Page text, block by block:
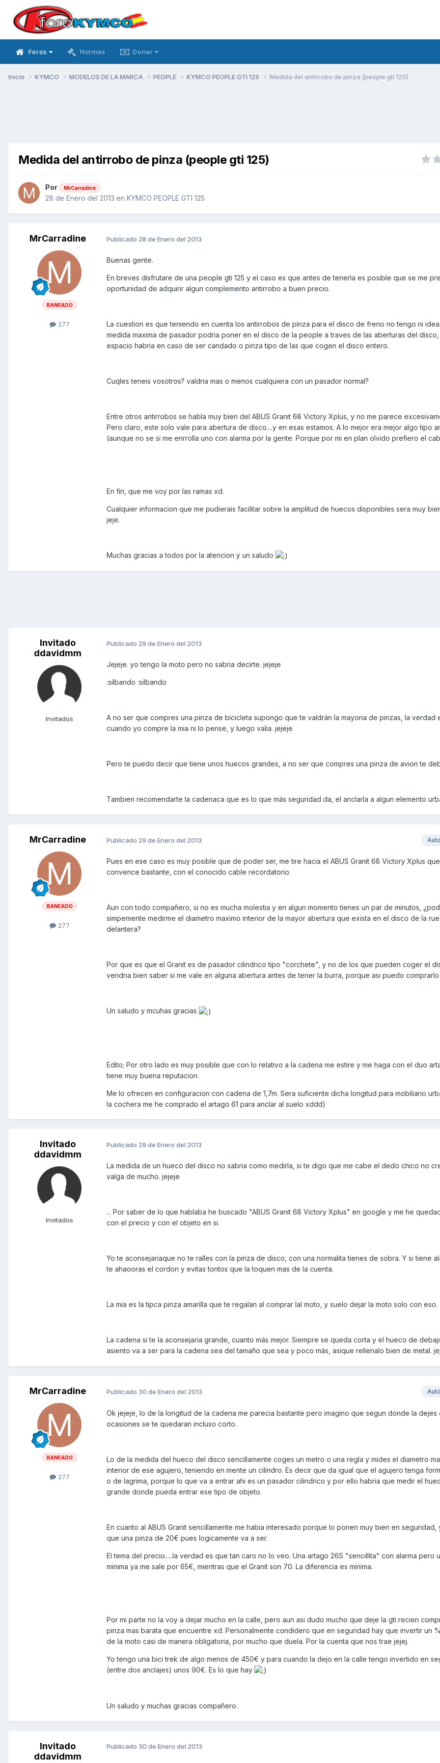
Foros Normas Donar
Inicio KYMCO MODELOS DE LA MARCA PEOPLE KYMCO PEOPLE GTI 125 Medida del antirrobo de pinza (people gti 125)
Medida del antirrobo de pinza (people gti 125)
Por MrCarradine
28 de Enero del 2013 en KYMCO PEOPLE GTI 125
MrCarradine
BANEADO
277
Publicado 28 de Enero del 2013
Buenas gente.
En breves disfrutare de una people gti 125 y el caso es que antes de tenerla es posible que se me
oportunidad de adquirir algun complemento antirrobo a buen precio.
La cuestion es que teniendo en cuenta los antirrobos de pinza para el disco de freno no tengo ni
medida maxima de pasador podria poner en el disco de la people a traves de las aberturas del
espacio habria en caso de ser candado o pinza tipo de las que cogen el disco entero.
Cuqles teneis vosotros? valdria mas o menos cualquiera con un pasador normal?
Entre otros antirrobos se habla muy bien del ABUS Granit 68 Victory Xplus, y no me parece
Pero claro, este solo vale para abertura de disco....y en esas estamos. A lo mejor era mejor algo tipo
(aunque no se si me enrrolla uno con alarma por la gente. Porque por mi en plan olvido prefiero el
En fin, que me voy por las ramas xd.
Cualquier informacion que me pudierais facilitar sobre la amplitud de huecos disponibles sera muy
jeje.
Muchas gracias a todos por la atencion y un saludo
Invitado
ddavidmm
Invitados
Publicado 29 de Enero del 2013
Jejeje. yo tengo la moto pero no sabria decirte. jejeje
:silbando :silbando
A no ser que compres una pinza de bicicleta supongo que te valdrán la mayoria de pinzas, la verdad
cuando yo compre la mia ni lo pense, y luego valia. jejeje
Pero te puedo decir que tiene unos huecos grandes, a no ser que compres una pinza de avion te
Tambien recomendarte la cadenaca que es lo que más seguridad da, el anclarla a algun elemento
MrCarradine
BANEADO
277
Publicado 29 de Enero del 2013
Pues en ese caso es muy posible que de poder ser, me tire hacia el ABUS Granit 68 Victory Xplus
convence bastante, con el conocido cable recordatorio.
Aun con todo compañero, si no es mucha molestia y en algun momento tienes un par de minutos,
simpemente medirme el diametro maximo interior de la mayor abertura que exista en el disco de la
delantera?
Por que es que el Granit es de pasador cilindrico tipo "corchete", y no de los que pueden coger el
vendria bien saber si me vale en alguna abertura antes de tener la burra, porque asi puedo comprarlo
Un saludo y mcuhas gracias
Edito; Por otro lado es muy posible que con lo relativo a la cadena me estire y me haga con el duo
tiene muy buena reputacion.
Me lo ofrecen en configuracion con cadena de 1,7m. Sera suficiente dicha longitud para mobiliario
la cochera me he comprado el artago 61 para anclar al suelo xddd)
Invitado
ddavidmm
Invitados
Publicado 29 de Enero del 2013
La medida de un hueco del disco no sabria como medirla, si te digo que me cabe el dedo chico no
valga de mucho. jejeje
... Por saber de lo que hablaba he buscado "ABUS Granit 68 Victory Xplus" en google y me he
con el precio y con el objeto en si.
Yo te aconsejariaque no te ralles con la pinza de disco, con una normalita tienes de sobra. Y si tiene
te ahaooras el cordon y evitas tontos que la toquen mas de la cuenta.
La mia es la tipca pinza amarilla que te regalan al comprar lal moto, y suelo dejar la moto solo con eso.
La cadena si te la aconsejaria grande, cuanto más mejor. Siempre se queda corta y el hueco de
asiento va a ser para la cadena sea del tamaño que sea y poco más, asique rellenalo bien de metal.
MrCarradine
BANEADO
277
Publicado 30 de Enero del 2013
Ok jejeje, lo de la longitud de la cadena me parecia bastante pero imagino que segun donde la dejes
ocasiones se te quedaran incluso corto.
Lo de la medida del hueco del disco sencillamente coges un metro o una regla y mides el diametro
interior de ese agujero, teniendo en mente un cilindro. Es decir que da igual que el agujero tenga
o de lagrima, porque lo que va a entrar ahi es un pasador cilindrico y por ello habria que medir el
grande donde pueda entrar ese tipo de objeto.
En cuanto al ABUS Granit sencillamente me habia interesado porque lo ponen muy bien en seguridad,
que una pinza de 20€ pues logicamente va a ser.
El tema del precio.....la verdad es que tan caro no lo veo. Una artago 26S "sencillita" con alarma pero
minima ya me sale por 65€, mientras que el Granit son 70. La diferencia es minima.
Por mi parte no la voy a dejar mucho en la calle, pero aun asi dudo mucho que deje la gti recien
pinza mas barata que encuentre xd. Personalmente condidero que en seguridad hay que invertir un
de la moto casi de manera obligatoria, por mucho que duela. Por la cuenta que nos trae jejej.
Yo tengo una bici trek de algo menos de 450€ y para cuando la dejo en la calle tengo invertido en
(entre dos anclajes) unos 90€. Es lo que hay
Un saludo y muchas gracias compañero.
Invitado
ddavidmm
Publicado 30 de Enero del 2013